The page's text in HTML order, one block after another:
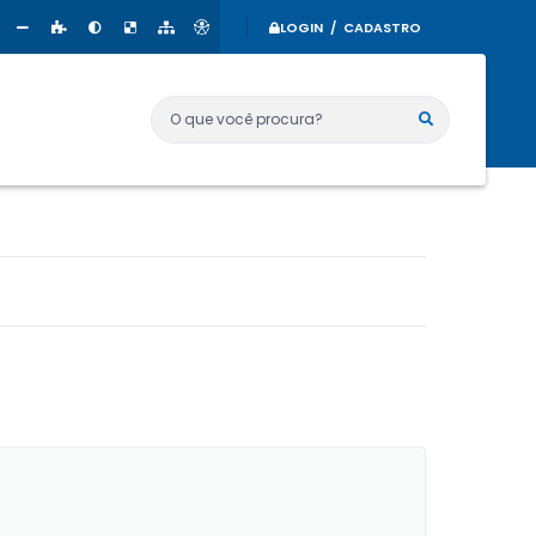
LOGIN / CADASTRO
O que você procura?